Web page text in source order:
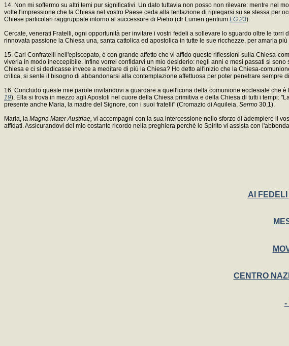
14. Non mi soffermo su altri temi pur significativi. Un dato tuttavia non posso non rilevare: mentre nel
volte l'impressione che la Chiesa nel vostro Paese ceda alla tentazione di ripiegarsi su se stessa per
Chiese particolari raggruppate intorno al successore di Pietro (cfr Lumen gentium LG 23).
Cercate, venerati Fratelli, ogni opportunità per invitare i vostri fedeli a sollevare lo sguardo oltre le
rinnovata passione la Chiesa una, santa cattolica ed apostolica in tutte le sue ricchezze, per amarla più
15. Cari Confratelli nell'episcopato, è con grande affetto che vi affido queste riflessioni sulla Chiesa-
viverla in modo ineccepibile. Infine vorrei confidarvi un mio desiderio: negli anni e mesi passati si
Chiesa e ci si dedicasse invece a meditare di più la Chiesa? Ho detto all'inizio che la Chiesa-
critica, si sente il bisogno di abbandonarsi alla contemplazione affettuosa per poter penetrare
16. Concludo queste mie parole invitandovi a guardare a quell'icona della comunione ecclesiale che
19), Ella si trova in mezzo agli Apostoli nel cuore della Chiesa primitiva e della Chiesa di tutti i tempi:
presente anche Maria, la madre del Signore, con i suoi fratelli" (Cromazio di Aquileia, Sermo 30,1).
Maria, la Magna Mater Austriae, vi accompagni con la sua intercessione nello sforzo di adempiere il
affidati. Assicurandovi del mio costante ricordo nella preghiera perché lo Spirito vi assista con
AI
CENTRO
-